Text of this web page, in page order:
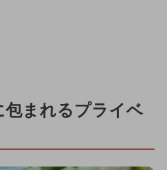
包まれるプライベ